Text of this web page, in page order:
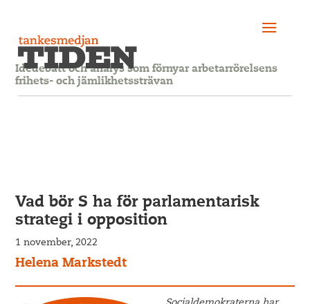
Idédebatt och analys som förnyar arbetarrörelsens
frihets- och jämlikhetssträvan
Vad bör S ha för parlamentarisk
strategi i opposition
1 november, 2022
Helena Markstedt